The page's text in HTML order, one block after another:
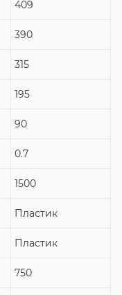
409
390
315
195
90
0.7
1500
Пластик
Пластик
750